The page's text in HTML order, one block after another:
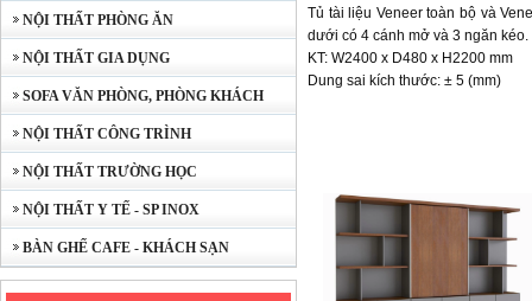
NỘI THẤT PHÒNG ĂN
NỘI THẤT GIA DỤNG
SOFA VĂN PHÒNG, PHÒNG KHÁCH
NỘI THẤT CÔNG TRÌNH
NỘI THẤT TRƯỜNG HỌC
NỘI THẤT Y TẾ - SP INOX
BÀN GHẾ CAFE - KHÁCH SẠN
Tủ tài liệu Veneer toàn bộ và
dưới có 4 cánh mở và 3 ngăn kéo.
KT: W2400 x D480 x H2200 mm
Dung sai kích thước: ± 5 (mm)